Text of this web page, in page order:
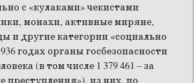
с «кулаками» чекистами
монахи, активные миряне,
и другие категории «социально
годах органы госбезопасности
(в том числе 1 379 461 – за